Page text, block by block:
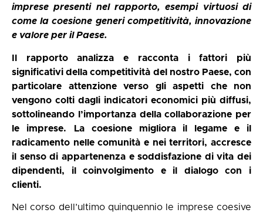
imprese presenti nel rapporto, esempi virtuosi di
come la coesione generi competitività, innovazione
e valore per il Paese.
Il rapporto analizza e racconta i fattori più
significativi della competitività del nostro Paese, con
particolare attenzione verso gli aspetti che non
vengono colti dagli indicatori economici più diffusi,
sottolineando l’importanza della collaborazione per
le imprese.
La coesione migliora il legame e il
radicamento nelle comunità e nei territori, accresce
il senso di appartenenza e soddisfazione di vita dei
dipendenti, il coinvolgimento e il dialogo con i
clienti.
Nel corso dell’ultimo quinquennio le imprese coesive